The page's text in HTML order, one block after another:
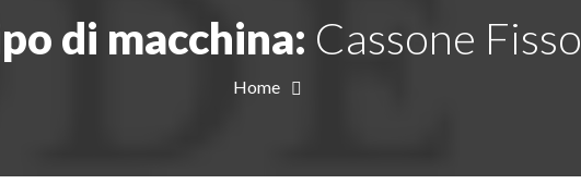
di macchina: Cassone Fisso
Home